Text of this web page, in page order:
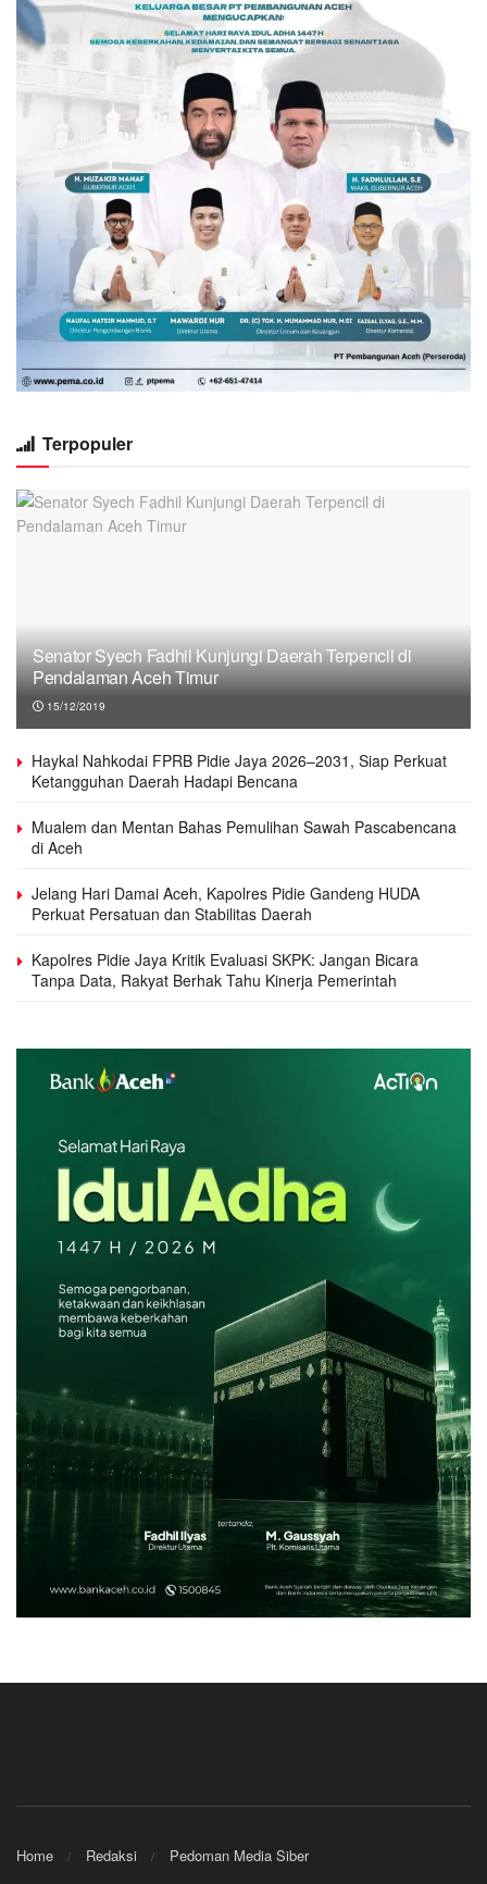
Terpopuler
Senator Syech Fadhil Kunjungi Daerah Terpencil di
Pendalaman Aceh Timur
15/12/2019
Haykal Nahkodai FPRB Pidie Jaya 2026–2031, Siap Perkuat
Ketangguhan Daerah Hadapi Bencana
Mualem dan Mentan Bahas Pemulihan Sawah Pascabencana
di Aceh
Jelang Hari Damai Aceh, Kapolres Pidie Gandeng HUDA
Perkuat Persatuan dan Stabilitas Daerah
Kapolres Pidie Jaya Kritik Evaluasi SKPK: Jangan Bicara
Tanpa Data, Rakyat Berhak Tahu Kinerja Pemerintah
Home Redaksi Pedoman Media Siber